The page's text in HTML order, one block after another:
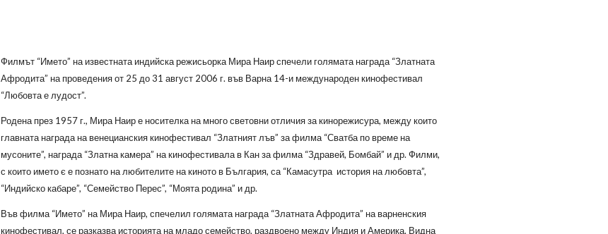
Филмът “Името” на известната индийска режисьорка Мира Наир спечели голямата награда “Златната
Афродита” на проведения от 25 до 31 август 2006 г. във Варна 14-и международен кинофестивал
“Любовта е лудост”.
Родена през 1957 г., Мира Наир е носителка на много световни отличия за кинорежисура, между които
главната награда на венецианския кинофестивал “Златният лъв” за филма “Сватба по време на
мусоните”, награда “Златна камера” на кинофестивала в Кан за филма “Здравей, Бомбай” и др. Филми,
с които името є е познато на любителите на киното в България, са “Камасутра ­ история на любовта”,
“Индийско кабаре”, “Семейство Перес”, “Моята родина” и др.
Във филма “Името” на Мира Наир, спечелил голямата награда “Златната Афродита” на варненския
кинофестивал, се разказва историята на младо семейство, раздвоено между Индия и Америка. Видна